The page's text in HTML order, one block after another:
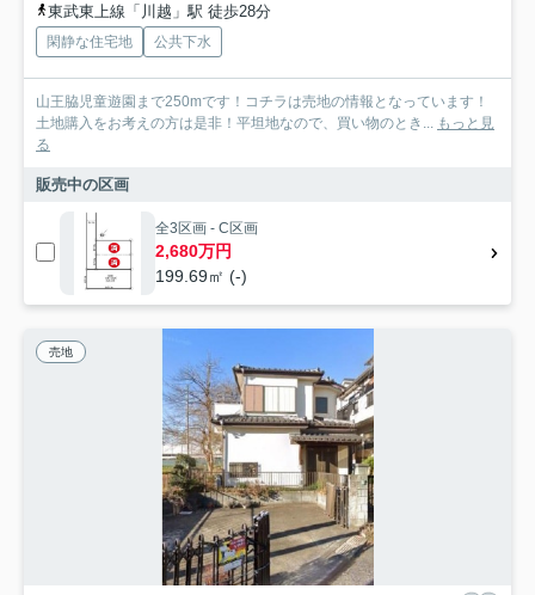
東武東上線「川越」駅 徒歩28分
閑静な住宅地 公共下水
山王脇児童遊園まで250mです！コチラは売地の情報となっています！
土地購入をお考えの方は是非！平坦地なので、買い物のとき...
もっと見
る
販売中の区画
全3区画 - C区画
2,680万円
199.69㎡ (-)
売地